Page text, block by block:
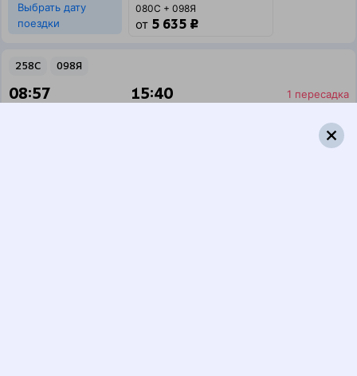
Выбрать дату
поездки
080С + 098Я
от 5 635 ₽
258С 098Я
08:57 15:40
1 пересадка
1 д 6 ч 43 м в пути